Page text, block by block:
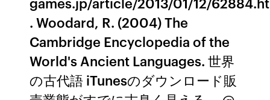
. Woodard, R. (2004) The
Cambridge Encyclopedia of the
World's Ancient Languages. 世界
の古代語 iTunesのダウンロード販